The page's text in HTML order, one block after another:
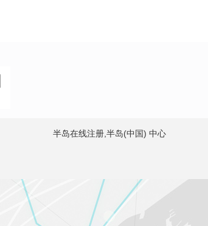
半岛在线注册,半岛(中国) 中心